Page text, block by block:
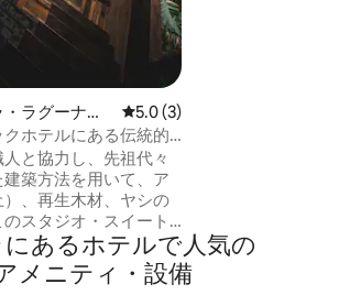
ラグーナの
レビュー3件、5つ星中5.0つ
5.0 (3)
ホテルにある伝統的
と協力し、先祖代々
築方法を用いて、ア
）、再生木材、ヤシの
スタジオ・スイート
お楽しみください。大
テルとサンペドロ火山
、お部屋には自然光と
あるホ⁠テ⁠ル⁠で人⁠気⁠の
メ⁠ニ⁠テ⁠ィ⁠・設⁠備